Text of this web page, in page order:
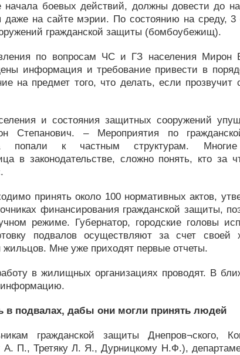
начала боевых действий, должны довести до
даже на сайте мэрии. По состоянию на среду, 3
гражданской защиты (бомбоубежищ).
по вопросам ЧС и ГЗ населения Мирон
информация и требование привести в
на предмет того, что делать, если прозвучит
и состояния защитных сооружений
Степанович. – Мероприятия по
попали к частным структурам.
в законодательстве, сложно понять, кто за
принять около 100 нормативных актов,
финансирования гражданской защиты,
режиме. Губернатор, городские головы
подвалов осуществляют за счет своей
жильцов. Мне уже приходят первые отчеты.
в жилищных организациях проводят. В
в подвалах, дабы они могли принять людей
гражданской защиты Днепров¬ского,
А. П., Третяку Л. Я., Дурницкому Н.Ф.),